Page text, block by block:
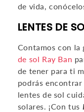
de vida,
LENTES DE
Contamos con la
de sol Ray Ban
de tener para ti
podrás encontrar
lentes de sol
solares. ¡Con tus